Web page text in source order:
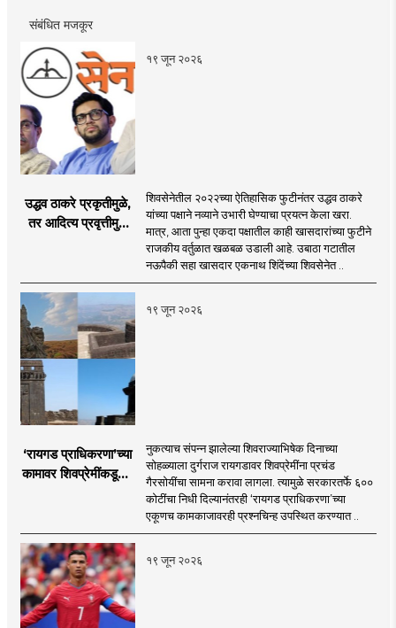
संबंधित मजकूर
१९ जून २०२६
उद्धव ठाकरे प्रकृतीमुळे,
तर आदित्य प्रवृत्तीमुळे
शिवसेनेतील २०२२च्या ऐतिहासिक फुटीनंतर उद्धव ठाकरे
यांच्या पक्षाने नव्याने उभारी घेण्याचा प्रयत्न केला खरा.
मात्र, आता पुन्हा एकदा पक्षातील काही खासदारांच्या फुटीने
राजकीय वर्तुळात खळबळ उडाली आहे. उबाठा गटातील
नऊपैकी सहा खासदार एकनाथ शिंदेंच्या शिवसेनेत ..
१९ जून २०२६
‘रायगड प्राधिकरणा’च्या
कामावर शिवप्रेमींकडूनच
नुकत्याच संपन्न झालेल्या शिवराज्याभिषेक दिनाच्या
सोहळ्याला दुर्गराज रायगडावर शिवप्रेमींना प्रचंड
गैरसोयींचा सामना करावा लागला. त्यामुळे सरकारतर्फे ६००
कोटींचा निधी दिल्यानंतरही ‘रायगड प्राधिकरणा’च्या
एकूणच कामकाजावरही प्रश्नचिन्ह उपस्थित करण्यात ..
१९ जून २०२६